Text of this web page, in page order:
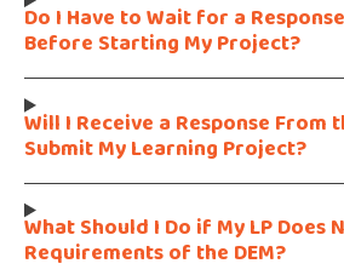
Do I Have to Wait for a
Before Starting My Project?
Will I Receive a Response From
Submit My Learning Project?
What Should I Do if My LP Does
Requirements of the DEM?